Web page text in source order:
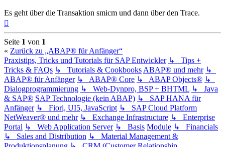
Es geht über die Transaktion smicm und dann über den Trace.
Seite 1 von 1
« Zurück zu „ABAP® für Anfänger“
Praxistips, Tricks und Tutorials für SAP Entwickler ↳ Tips +
Tricks & FAQs ↳ Tutorials & Cookbooks ABAP® und mehr ↳
ABAP® für Anfänger ↳ ABAP® Core ↳ ABAP Objects® ↳
Dialogprogrammierung ↳ Web-Dynpro, BSP + BHTML ↳ Java
& SAP® SAP Technologie (kein ABAP) ↳ SAP HANA für
Anfänger ↳ Fiori, UI5, JavaScript ↳ SAP Cloud Platform
NetWeaver® und mehr ↳ Exchange Infrastructure ↳ Enterprise
Portal ↳ Web Application Server ↳ Basis Module ↳ Financials
↳ Sales and Distribution ↳ Material Management &